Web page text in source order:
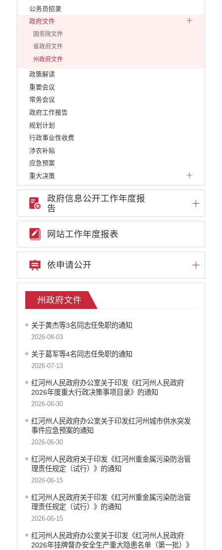
公务员招录
政府文件
国务院文件
省政府文件
州政府文件
政策解读
重要会议
常务会议
政府工作报告
规划计划
行政事业性收费
涉农补贴
应急预案
重大决策
重点领域信息公开
权责清单
行政许可
行政处罚和行政强制
减税降费
稳岗就业
乡村振兴
生态环境
义务教育
医疗卫生
重大建设项目
社会救助
产品质量
食品药品监管
公共文化服务
安全生产
司法信息
政府信息公开工作年度报
告
网站工作年度报表
依申请公开
州政府文件
关于黄杰等3名同志任免职的通知
2026-08-03
关于葛军等4名同志任免职的通知
2026-07-13
红河州人民政府办公室关于印发《红河州人民政府
2026年度重大行政决策事项目录》的通知
2026-06-30
红河州人民政府办公室关于印发红河州城市供水突发
事件应急预案的通知
2026-06-30
红河州人民政府关于印发《红河州重金属污染防治管
理责任规定（试行）》的通知
2026-06-15
红河州人民政府关于印发《红河州重金属污染防治管
理责任规定（试行）》的通知
2026-06-15
红河州人民政府办公室关于印发《红河州人民政府
2026年挂牌督办安全生产重大隐患名单（第一批）》